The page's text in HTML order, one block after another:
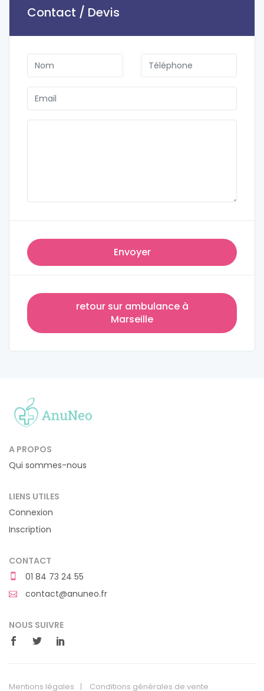
Contact / Devis
Envoyer
retour sur ambulance à
Marseille
A PROPOS
Qui sommes-nous
LIENS UTILES
Connexion
Inscription
CONTACT
01 84 73 24 55
contact@anuneo.fr
NOUS SUIVRE
Mentions légales Conditions générales de vente